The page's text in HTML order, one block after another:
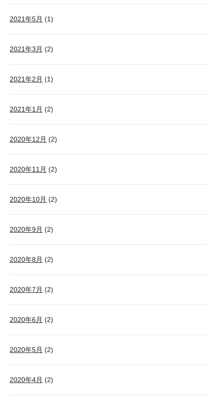
2021年5月 (1)
2021年3月 (2)
2021年2月 (1)
2021年1月 (2)
2020年12月 (2)
2020年11月 (2)
2020年10月 (2)
2020年9月 (2)
2020年8月 (2)
2020年7月 (2)
2020年6月 (2)
2020年5月 (2)
2020年4月 (2)